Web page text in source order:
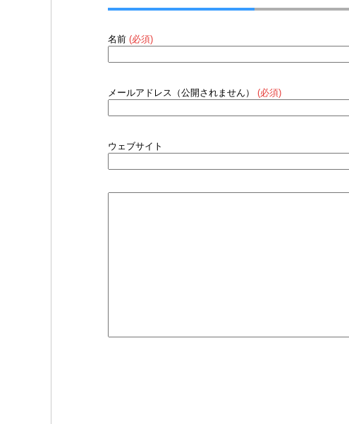
名前 (必須)
メールアドレス（公開されません） (必須)
ウェブサイト